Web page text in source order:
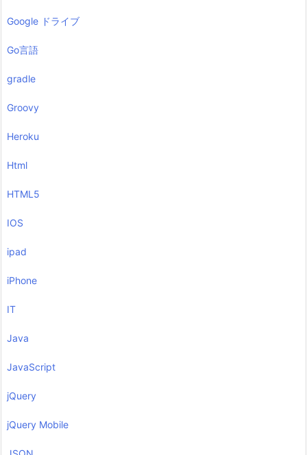
Google ドライブ
Go言語
gradle
Groovy
Heroku
Html
HTML5
IOS
ipad
iPhone
IT
Java
JavaScript
jQuery
jQuery Mobile